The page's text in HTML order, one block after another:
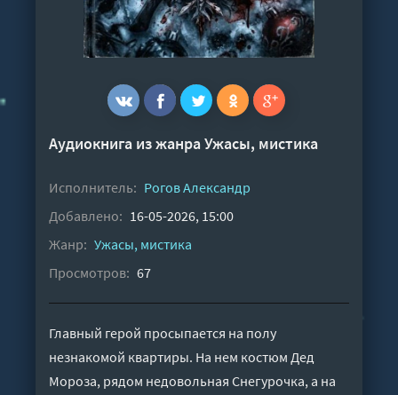
Аудиокнига из жанраУжасы, мистика
Исполнитель: Рогов Александр
Добавлено: 16-05-2026, 15:00
Жанр: Ужасы, мистика
Просмотров: 67
Главный герой просыпается на полу
незнакомой квартиры. На нем костюм Дед
Мороза, рядом недовольная Снегурочка, а на